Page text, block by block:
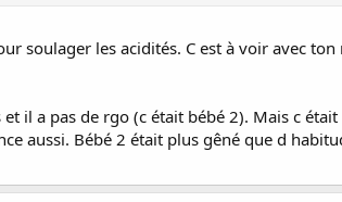
sur l'allaitement d'un bébé RGO ?
soulager les acidités. C est à voir avec
il a pas de rgo (c était bébé 2). Mais c
aussi. Bébé 2 était plus gêné que d